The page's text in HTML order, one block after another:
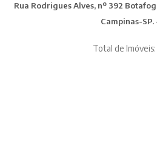
Rua Rodrigues Alves, nº 392
Campinas-SP.
Total de